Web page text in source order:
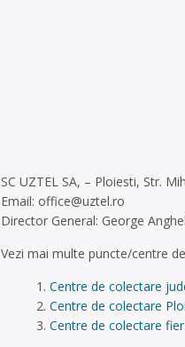
SC UZTEL SA, – Ploiesti, Str.
Email: office@uztel.ro
Director General: George Anghel
Vezi mai multe puncte/centre
Centre de colectare
Centre de colectare
Centre de colectare